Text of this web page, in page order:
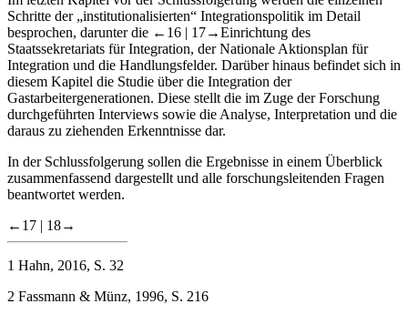
Schritte der „institutionalisierten“ Integrationspolitik im Detail
besprochen, darunter die ←16 | 17→Einrichtung des
Staatssekretariats für Integration, der Nationale Aktionsplan für
Integration und die Handlungsfelder. Darüber hinaus befindet sich in
diesem Kapitel die Studie über die Integration der
Gastarbeitergenerationen. Diese stellt die im Zuge der Forschung
durchgeführten Interviews sowie die Analyse, Interpretation und die
daraus zu ziehenden Erkenntnisse dar.
In der Schlussfolgerung sollen die Ergebnisse in einem Überblick
zusammenfassend dargestellt und alle forschungsleitenden Fragen
beantwortet werden.
←17 | 18→
1 Hahn, 2016, S. 32
2 Fassmann & Münz, 1996, S. 216